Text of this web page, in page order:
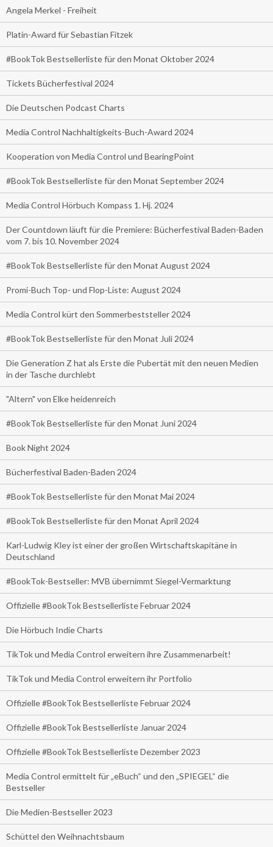
Angela Merkel - Freiheit
Platin-Award für Sebastian Fitzek
#BookTok Bestsellerliste für den Monat Oktober 2024
Tickets Bücherfestival 2024
Die Deutschen Podcast Charts
Media Control Nachhaltigkeits-Buch-Award 2024
Kooperation von Media Control und BearingPoint
#BookTok Bestsellerliste für den Monat September 2024
Media Control Hörbuch Kompass 1. Hj. 2024
Der Countdown läuft für die Premiere: Bücherfestival Baden-Baden
vom 7. bis 10. November 2024
#BookTok Bestsellerliste für den Monat August 2024
Promi-Buch Top- und Flop-Liste: August 2024
Media Control kürt den Sommerbeststeller 2024
#BookTok Bestsellerliste für den Monat Juli 2024
Die Generation Z hat als Erste die Pubertät mit den neuen Medien
in der Tasche durchlebt
"Altern" von Elke heidenreich
#BookTok Bestsellerliste für den Monat Juni 2024
Book Night 2024
Bücherfestival Baden-Baden 2024
#BookTok Bestsellerliste für den Monat Mai 2024
#BookTok Bestsellerliste für den Monat April 2024
Karl-Ludwig Kley ist einer der großen Wirtschaftskapitäne in
Deutschland
#BookTok-Bestseller: MVB übernimmt Siegel-Vermarktung
Offizielle #BookTok Bestsellerliste Februar 2024
Die Hörbuch Indie Charts
TikTok und Media Control erweitern ihre Zusammenarbeit!
TikTok und Media Control erweitern ihr Portfolio
Offizielle #BookTok Bestsellerliste Februar 2024
Offizielle #BookTok Bestsellerliste Januar 2024
Offizielle #BookTok Bestsellerliste Dezember 2023
Media Control ermittelt für „eBuch“ und den „SPIEGEL“ die
Bestseller
Die Medien-Bestseller 2023
Schüttel den Weihnachtsbaum